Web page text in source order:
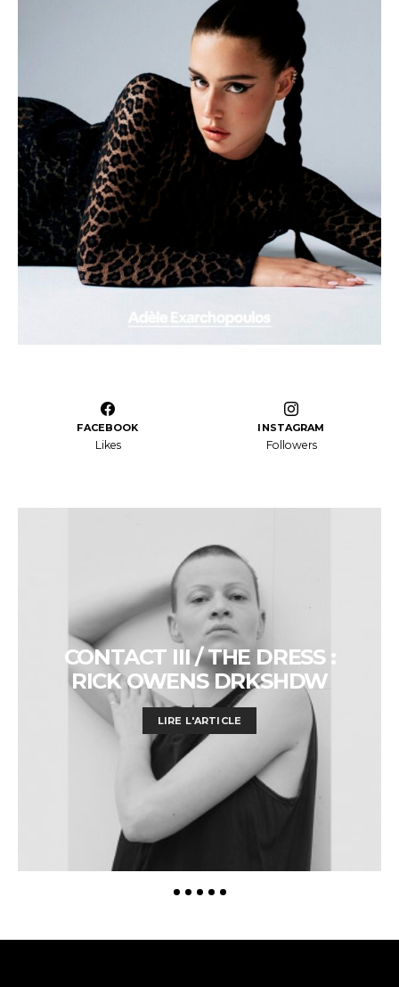
FACEBOOK
Likes
INSTAGRAM
Followers
CONTACT III / THE DRESS :
RICK OWENS DRKSHDW
LIRE L'ARTICLE